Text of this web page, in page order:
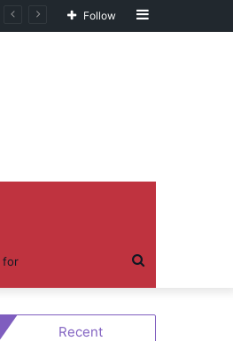
Sidebar
Follow
Search
for
Recent